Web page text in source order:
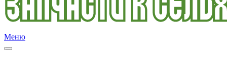
Меню